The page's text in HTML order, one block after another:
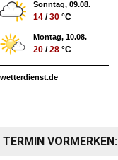
Sonntag, 09.08.
14 /30 °C
Montag, 10.08.
20 /28 °C
TERMIN VORMERKEN: